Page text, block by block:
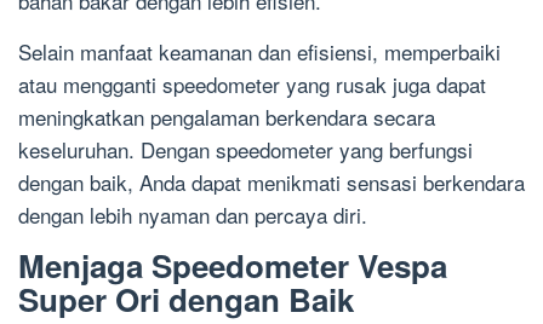
Selain manfaat keamanan dan efisiensi, memperbaiki
atau mengganti speedometer yang rusak juga dapat
meningkatkan pengalaman berkendara secara
keseluruhan. Dengan speedometer yang berfungsi
dengan baik, Anda dapat menikmati sensasi berkendara
dengan lebih nyaman dan percaya diri.
Menjaga Speedometer Vespa
Super Ori dengan Baik